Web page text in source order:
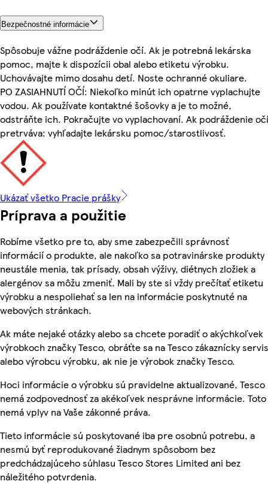
Bezpečnostné informácie
Spôsobuje vážne podráždenie očí. Ak je potrebná lekárska
pomoc, majte k dispozícii obal alebo etiketu výrobku.
Uchovávajte mimo dosahu detí. Noste ochranné okuliare.
PO ZASIAHNUTÍ OČÍ: Niekoľko minút ich opatrne vyplachujte
vodou. Ak používate kontaktné šošovky a je to možné,
odstráňte ich. Pokračujte vo vyplachovaní. Ak podráždenie očí
pretrváva: vyhľadajte lekársku pomoc/starostlivosť.
Ukázať všetko Pracie prášky
Príprava a použitie
Robíme všetko pre to, aby sme zabezpečili správnosť
informácií o produkte, ale nakoľko sa potravinárske produkty
neustále menia, tak prísady, obsah výživy, diétnych zložiek a
alergénov sa môžu zmeniť. Mali by ste si vždy prečítať etiketu
výrobku a nespoliehať sa len na informácie poskytnuté na
webových stránkach.
Ak máte nejaké otázky alebo sa chcete poradiť o akýchkoľvek
výrobkoch značky Tesco, obráťte sa na Tesco zákaznícky
alebo výrobcu výrobku, ak nie je výrobok značky Tesco.
Hoci informácie o výrobku sú pravidelne aktualizované, Tesco
nemá zodpovednosť za akékoľvek nesprávne informácie. Toto
nemá vplyv na Vaše zákonné práva.
Tieto informácie sú poskytované iba pre osobnú potrebu, a
nesmú byť reprodukované žiadnym spôsobom bez
predchádzajúceho súhlasu Tesco Stores Limited ani bez
náležitého potvrdenia.